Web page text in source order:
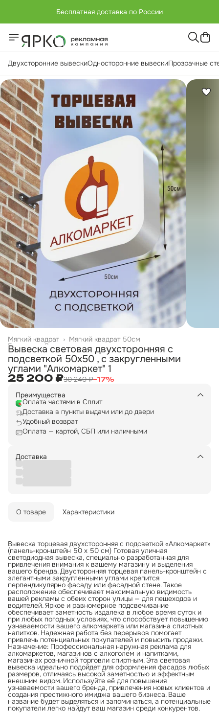
Бесплатная доставка по России
Бесплатная доставка по России
Двухсторонние вывескиОдносторонние вывескиПрозрачные
Мягкий квадрат 50см
Мягкий квадрат ›
Двухсторонние вывески ›
Главная ›
Вывеска световая двухсторонняя с
подсветкой 50х50 , с закругленными
углами "Алкомаркет" 1
25 200 ₽30 240 ₽−17%
Преимущества
Оплата частями в Сплит
Доставка в пункты выдачи или до двери
Удобный возврат
Оплата — картой, СБП или наличными
Доставка
О товаре Характеристики
Вывеска торцевая двухсторонняя с подсветкой «Алкомаркет»
(панель-кронштейн 50 x 50 см) Готовая уличная
светодиодная вывеска, специально разработанная для
привлечения внимания к вашему магазину и выделения
вашего бренда. Двусторонняя торцевая панель-кронштейн с
элегантными закругленными углами крепится
перпендикулярно фасаду или фасадной стене. Такое
расположение обеспечивает максимальную видимость
вашей рекламы с обеих сторон улицы — для пешеходов и
водителей. Яркое и равномерное подсвечивание
обеспечивает заметность издалека в любое время суток и
при любых погодных условиях, что способствует повышению
узнаваемости вашего алкомаркета или магазина спиртных
напитков. Надежная работа без перерывов помогает
привлечь потенциальных покупателей и повысить продажи.
Назначение: Профессиональная наружная реклама для
алкомаркетов, магазинов с алкоголем и напитками,
магазинах розничной торговли спиртным. Эта световая
вывеска идеально подойдет для оформления фасадов любых
размеров, отличаясь высокой заметностью и эффектным
внешним видом. Используйте её для повышения
узнаваемости вашего бренда, привлечения новых клиентов и
создания престижного имиджа вашего бизнеса. Ваше
название будет выделяться и запоминаться, а потенциальные
покупатели легко найдут ваш магазин среди конкурентов.